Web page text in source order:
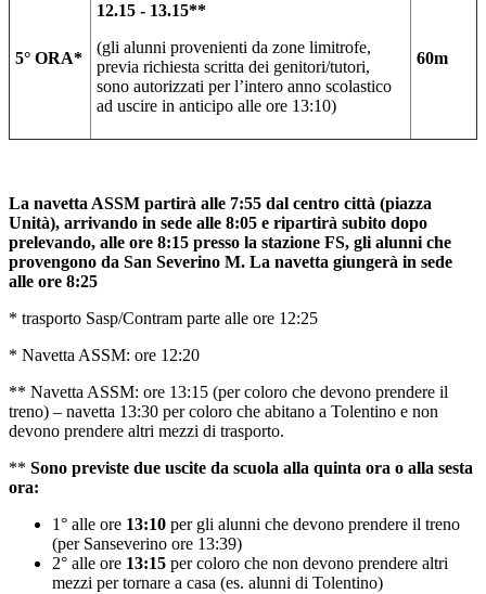
5° ORA*
12.15 - 13.15**
(gli alunni provenienti da zone limitrofe,
previa richiesta scritta dei genitori/tutori,
sono autorizzati per l’intero anno scolastico
ad uscire in anticipo alle ore 13:10)
60m
La navetta ASSM partirà alle 7:55 dal centro città (piazza
Unità), arrivando in sede alle 8:05 e ripartirà subito dopo
prelevando, alle ore 8:15 presso la stazione FS, gli alunni che
provengono da San Severino M. La navetta giungerà in sede
alle ore 8:25
* trasporto Sasp/Contram parte alle ore 12:25
* Navetta ASSM: ore 12:20
** Navetta ASSM: ore 13:15 (per coloro che devono prendere il
treno) – navetta 13:30 per coloro che abitano a Tolentino e non
devono prendere altri mezzi di trasporto.
** Sono previste due uscite da scuola alla quinta ora o alla sesta
ora:
1° alle ore 13:10 per gli alunni che devono prendere il treno
(per Sanseverino ore 13:39)
2° alle ore 13:15 per coloro che non devono prendere altri
mezzi per tornare a casa (es. alunni di Tolentino)